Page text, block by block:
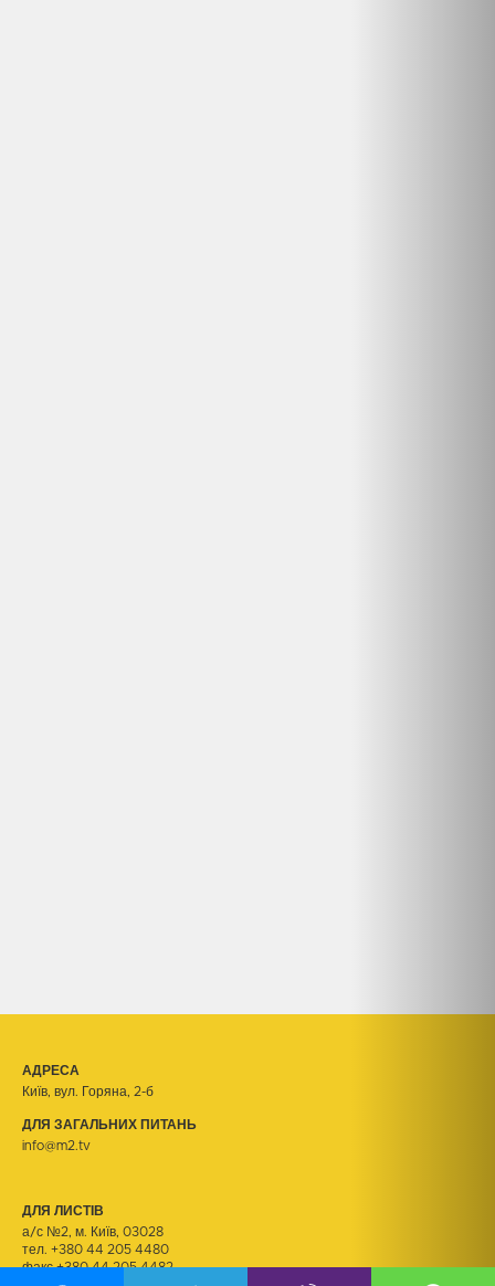
АДРЕСА
Київ, вул. Горяна, 2-б
ДЛЯ ЗАГАЛЬНИХ ПИТАНЬ
info@m2.tv
ДЛЯ ЛИСТІВ
а/с №2, м. Київ, 03028
тел. +380 44 205 4480
факс +380 44 205 4482